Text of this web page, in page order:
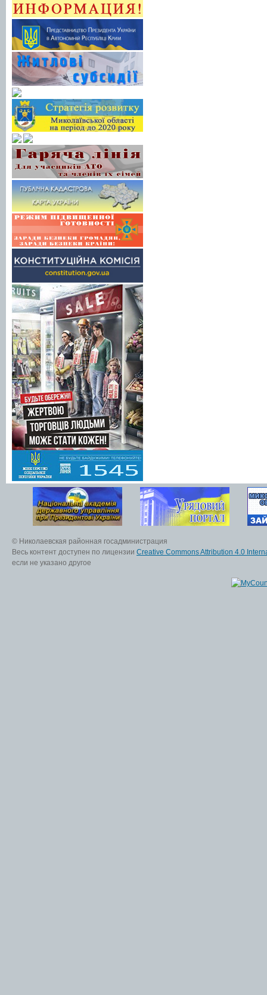
© Николаевская районная госадминистрация
Весь контент доступен по лицензии Creative Commons Attribution 4.0
если не указано другое